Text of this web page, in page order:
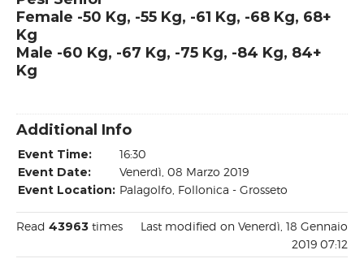
Female -50 Kg, -55 Kg, -61 Kg, -68 Kg, 68+
Kg
Male -60 Kg, -67 Kg, -75 Kg, -84 Kg, 84+
Kg
Additional Info
Event Time: 16:30
Event Date: Venerdì, 08 Marzo 2019
Event Location: Palagolfo, Follonica - Grosseto
Read 43963 times
Last modified on Venerdì, 18 Gennaio
2019 07:12